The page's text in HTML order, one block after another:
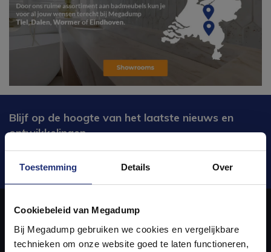
Toestemming Details Over
Cookiebeleid van Megadump
Bij Megadump gebruiken we cookies en vergelijkbare
technieken om onze website goed te laten functioneren,
Blijf op de hoogte van het laatste nieuws en
ontwikkelingen
Over ons
badkamers in onze 1000 m²
showroom